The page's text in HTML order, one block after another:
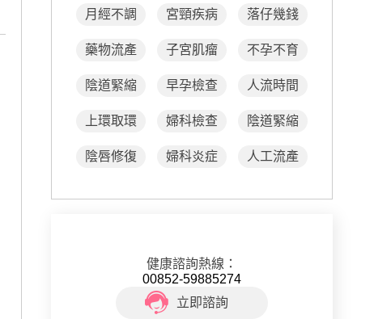
月經不調 宮頸疾病 落仔幾錢
藥物流產 子宮肌瘤 不孕不育
陰道緊縮 早孕檢查 人流時間
上環取環 婦科檢查 陰道緊縮
陰唇修復 婦科炎症 人工流產
健康諮詢熱線：
00852-59885274
立即諮詢